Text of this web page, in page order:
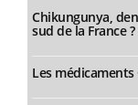
Chikungunya,
sud de la France ?
Les médicaments